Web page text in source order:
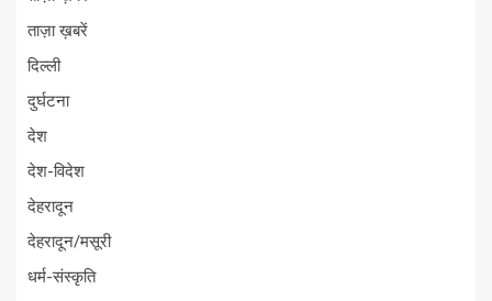
ताज़ा ख़बरें
दिल्ली
दुर्घटना
देश
देश-विदेश
देहरादून
देहरादून/मसूरी
धर्म-संस्कृति